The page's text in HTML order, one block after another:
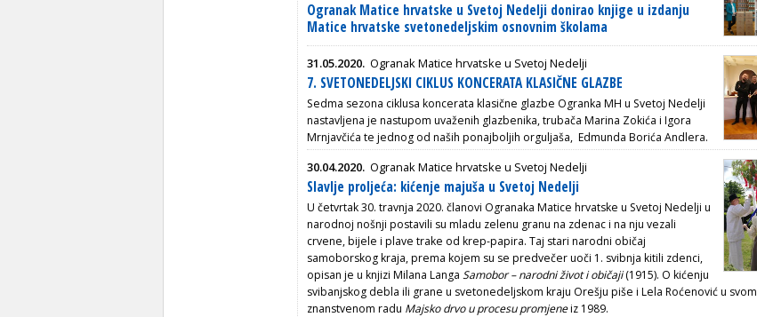
Ogranak Matice hrvatske u Svetoj Nedelji donirao knjige u izdanju
Matice hrvatske svetonedeljskim osnovnim školama
31.05.2020. Ogranak Matice hrvatske u Svetoj Nedelji
7. SVETONEDELJSKI CIKLUS KONCERATA KLASIČNE GLAZBE
Sedma sezona ciklusa koncerata klasične glazbe Ogranka MH u Svetoj Nedelji
nastavljena je nastupom uvaženih glazbenika, trubača Marina Zokića i Igora
Mrnjavčića te jednog od naših ponajboljih orguljaša, Edmunda Borića Andlera.
30.04.2020. Ogranak Matice hrvatske u Svetoj Nedelji
Slavlje proljeća: kićenje majuša u Svetoj Nedelji
U četvrtak 30. travnja 2020. članovi Ogranaka Matice hrvatske u Svetoj Nedelji u
narodnoj nošnji postavili su mladu zelenu granu na zdenac i na nju vezali
crvene, bijele i plave trake od krep-papira. Taj stari narodni običaj
samoborskog kraja, prema kojem su se predvečer uoči 1. svibnja kitili zdenci,
opisan je u knjizi Milana Langa Samobor – narodni život i običaji(1915). O kićenju
svibanjskog debla ili grane u svetonedeljskom kraju Orešju piše i Lela Roćenović u svom
znanstvenom radu Majsko drvo u procesu promjeneiz 1989.